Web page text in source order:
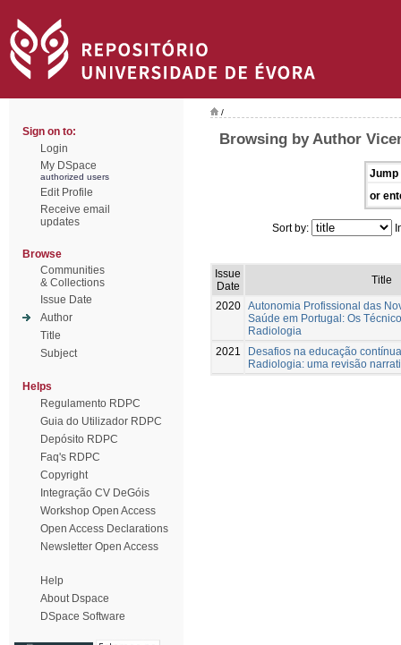
Sign on to:
Login
My DSpace
authorized users
Edit Profile
Receive email
updates
Browse
Communities
& Collections
Issue Date
Author
Title
Subject
Helps
Regulamento RDPC
Guia do Utilizador RDPC
Depósito RDPC
Faq's RDPC
Copyright
Integração CV DeGóis
Workshop Open Access
Open Access Declarations
Newsletter Open Access
Help
About Dspace
DSpace Software
/
Browsing by Author
Jump
or
Sort by:
Issue
Date
Title
2020 Autonomia Profissional das
Saúde em Portugal: Os
Radiologia
2021
Desafios na educação
Radiologia: uma revisão